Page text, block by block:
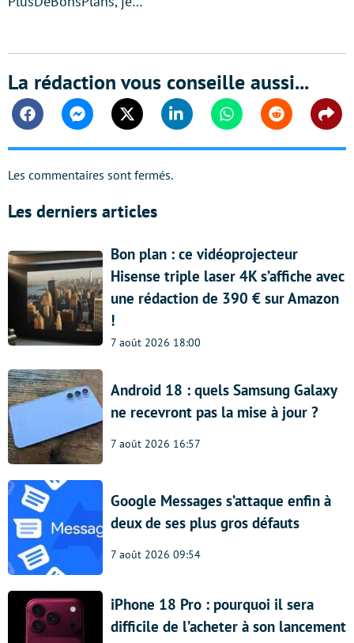
La rédaction vous conseille aussi...
FacebookMessengerTwitter Linkedin WhatsappReddit
Les commentaires sont fermés.
Les derniers articles
Bon plan : ce vidéoprojecteur
Hisense triple laser 4K s’affiche avec
une rédaction de 390 € sur Amazon
!
7 août 2026 18:00
Android 18 : quels Samsung Galaxy
ne recevront pas la mise à jour ?
7 août 2026 16:57
Google Messages s’attaque enfin à
deux de ses plus gros défauts
7 août 2026 09:54
iPhone 18 Pro : pourquoi il sera
difficile de l’acheter à son lancement